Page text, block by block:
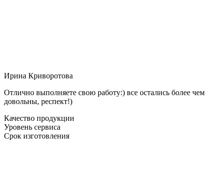
Ирина Криворотова
Отлично выполняете свою работу:) все остались более чем
довольны, респект!)
Качество продукции
Уровень сервиса
Срок изготовления